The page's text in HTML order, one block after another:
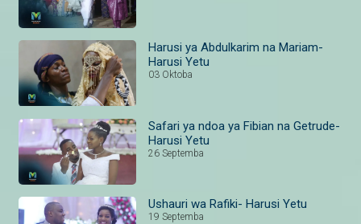
Harusi ya Abdulkarim na Mariam-
Harusi Yetu
03 Oktoba
Safari ya ndoa ya Fibian na Getrude-
Harusi Yetu
26 Septemba
Ushauri wa Rafiki- Harusi Yetu
19 Septemba